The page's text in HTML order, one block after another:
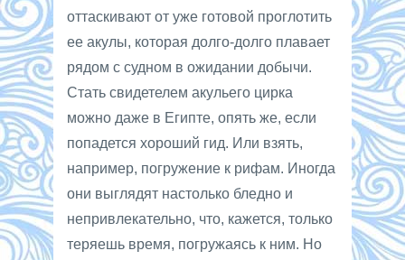
оттаскивают от уже готовой проглотить
ее акулы, которая долго-долго плавает
рядом с судном в ожидании добычи.
Стать свидетелем акульего цирка
можно даже в Египте, опять же, если
попадется хороший гид. Или взять,
например, погружение к рифам. Иногда
они выглядят настолько бледно и
непривлекательно, что, кажется, только
теряешь время, погружаясь к ним. Но